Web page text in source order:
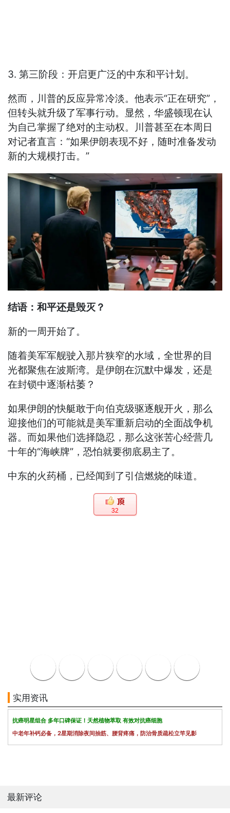
3. 第三阶段：开启更广泛的中东和平计划。
然而，川普的反应异常冷淡。他表示“正在研究”，
但转头就升级了军事行动。显然，华盛顿现在认
为自己掌握了绝对的主动权。川普甚至在本周日
对记者直言：“如果伊朗表现不好，随时准备发动
新的大规模打击。”
结语：和平还是毁灭？
新的一周开始了。
随着美军军舰驶入那片狭窄的水域，全世界的目
光都聚焦在波斯湾。是伊朗在沉默中爆发，还是
在封锁中逐渐枯萎？
如果伊朗的快艇敢于向伯克级驱逐舰开火，那么
迎接他们的可能就是美军重新启动的全面战争机
器。而如果他们选择隐忍，那么这张苦心经营几
十年的“海峡牌”，恐怕就要彻底易主了。
中东的火药桶，已经闻到了引信燃烧的味道。
32
实用资讯
抗癌明星组合 多年口碑保证！天然植物萃取 有效对抗癌细胞
中老年补钙必备，2星期消除夜间抽筋、腰背疼痛，防治骨质疏松立竿见影
最新评论